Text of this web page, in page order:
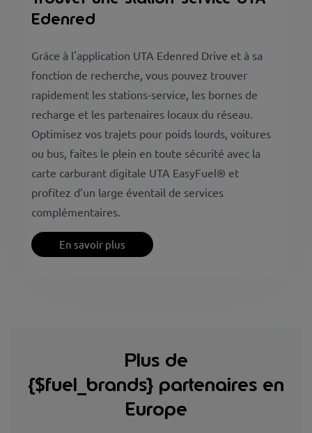
Edenred
Grâce à l'application UTA Edenred Drive et à sa
fonction de recherche, vous pouvez trouver
rapidement les stations-service, les bornes de
recharge et les partenaires locaux du réseau.
Optimisez vos trajets pour poids lourds, voitures
ou bus, faites le plein en toute sécurité avec la
carte carburant digitale UTA EasyFuel® et
profitez d’un large éventail de services
complémentaires.
En savoir plus
Plus de
{$fuel_brands} partenaires en
Europe